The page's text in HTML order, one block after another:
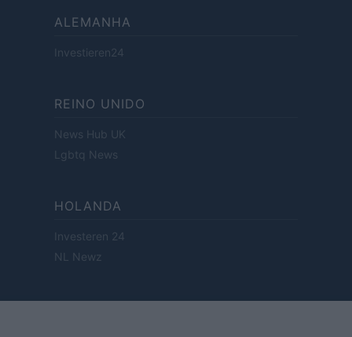
ALEMANHA
Investieren24
REINO UNIDO
News Hub UK
Lgbtq News
HOLANDA
Investeren 24
NL Newz